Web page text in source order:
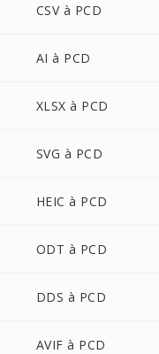
CSV à PCD
AI à PCD
XLSX à PCD
SVG à PCD
HEIC à PCD
ODT à PCD
DDS à PCD
AVIF à PCD